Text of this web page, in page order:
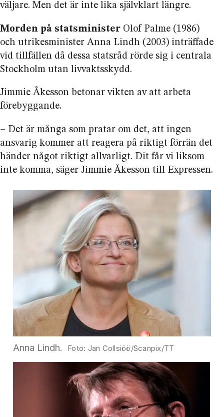
väljare. Men det är inte lika självklart längre.
Morden på statsminister Olof Palme (1986)
och utrikesminister Anna Lindh (2003) inträffade
vid tillfällen då dessa statsråd rörde sig i centrala
Stockholm utan livvaktsskydd.
Jimmie Åkesson betonar vikten av att arbeta
förebyggande.
– Det är många som pratar om det, att ingen
ansvarig kommer att reagera på riktigt förrän det
händer något riktigt allvarligt. Dit får vi liksom
inte komma, säger Jimmie Åkesson till Expressen.
Anna Lindh. Jan Collsiöö/Scanpix/TT